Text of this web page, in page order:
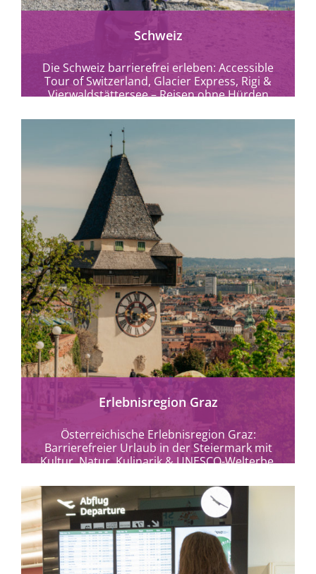
Schweiz
Die Schweiz barrierefrei erleben: Accessible
Tour of Switzerland, Glacier Express, Rigi &
Vierwaldstättersee – Reisen ohne Hürden
mehr erfahren
Erlebnisregion Graz
Österreichische Erlebnisregion Graz:
Barrierefreier Urlaub in der Steiermark mit
Kultur, Natur, Kulinarik & UNESCO-Welterbe.
entdecken.